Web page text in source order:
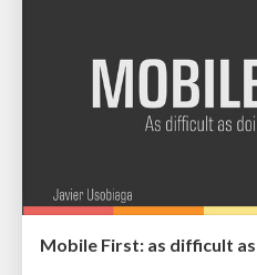
Mobile First: as difficult